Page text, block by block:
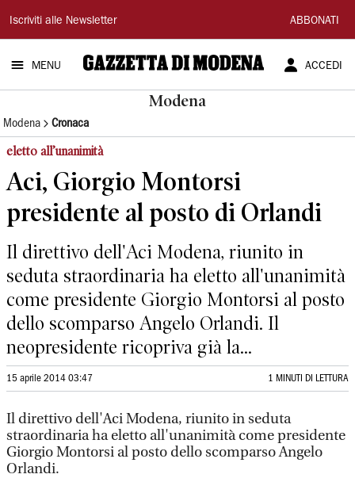
Gazzetta
di
Modena
Iscriviti alle Newsletter ABBONATI
MENU ACCEDI
Modena
Modena Cronaca
eletto all’unanimità
Aci, Giorgio Montorsi
presidente al posto di Orlandi
Il direttivo dell'Aci Modena, riunito in
seduta straordinaria ha eletto all'unanimità
come presidente Giorgio Montorsi al posto
dello scomparso Angelo Orlandi. Il
neopresidente ricopriva già la...
15 aprile 2014 03:47 1 MINUTI DI LETTURA
Il direttivo dell'Aci Modena, riunito in seduta
straordinaria ha eletto all'unanimità come presidente
Giorgio Montorsi al posto dello scomparso Angelo
Orlandi.